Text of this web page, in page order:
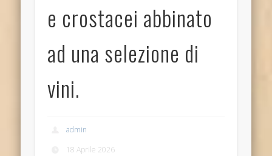
e crostacei abbinato
ad una selezione di
vini.
admin
18 Aprile 2026